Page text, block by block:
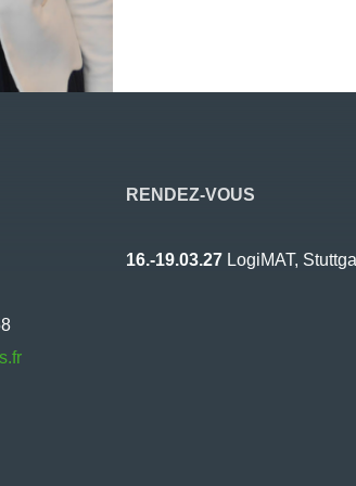
RENDEZ-VOUS
16.-19.03.27LogiMAT,